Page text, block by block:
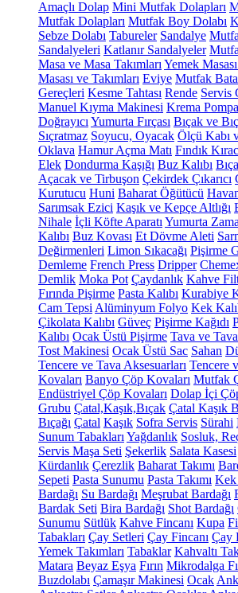
Amaçlı Dolap Mini Mutfak Dolapları
Mutfak Dolapları Mutfak Boy Dolabı
Sebze Dolabı Tabureler Sandalye
Sandalyeleri Katlanır Sandalyeler
Masa ve Masa Takımları Yemek
Masası ve Takımları Eviye Mutfak
Gereçleri Kesme Tahtası Rende Servis
Manuel Kıyma Makinesi Krema
Doğrayıcı Yumurta Fırçası Bıçak ve
Sıçratmaz Soyucu, Oyacak Ölçü Kabı
Oklava Hamur Açma Matı Fındık
Elek Dondurma Kaşığı Buz Kalıbı
Açacak ve Tirbuşon Çekirdek Çıkarıcı
Kurutucu Huni Baharat Öğütücü
Sarımsak Ezici Kaşık ve Kepçe Altlığı
Nihale İçli Köfte Aparatı Yumurta
Kalıbı Buz Kovası Et Dövme Aleti
Değirmenleri Limon Sıkacağı Pişirme
Demleme French Press Dripper
Demlik Moka Pot Çaydanlık Kahve
Fırında Pişirme Pasta Kalıbı Kurabiye
Cam Tepsi Alüminyum Folyo Kek
Çikolata Kalıbı Güveç Pişirme Kağıdı
Kalıbı Ocak Üstü Pişirme Tava ve
Tost Makinesi Ocak Üstü Sac Sahan
Tencere ve Tava Aksesuarları Tencere
Kovaları Banyo Çöp Kovaları Mutfak
Endüstriyel Çöp Kovaları Dolap İçi
Grubu Çatal,Kaşık,Bıçak Çatal Kaşık
Bıçağı Çatal Kaşık Sofra Servis Sürahi
Sunum Tabakları Yağdanlık Sosluk,
Servis Maşa Seti Şekerlik Salata Kasesi
Kürdanlık Çerezlik Baharat Takımı
Sepeti Pasta Sunumu Pasta Takımı Kek
Bardağı Su Bardağı Meşrubat Bardağı
Bardak Seti Bira Bardağı Shot Bardağı
Sunumu Sütlük Kahve Fincanı Kupa
Tabakları Çay Setleri Çay Fincanı Çay
Yemek Takımları Tabaklar Kahvaltı
Matara Beyaz Eşya Fırın Mikrodalga
Buzdolabı Çamaşır Makinesi Ocak